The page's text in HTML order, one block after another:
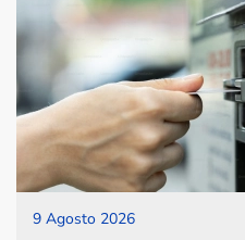
9 Agosto 2026